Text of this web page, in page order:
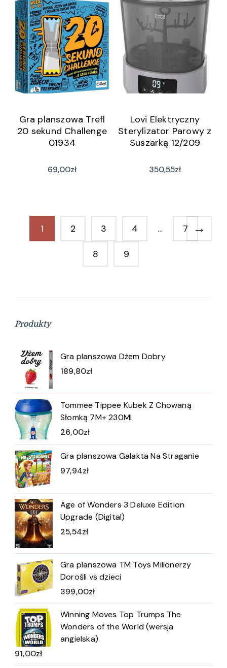
Gra planszowa Trefl
20 sekund Challenge
01934
69,00zł
Lovi Elektryczny
Sterylizator Parowy z
Suszarką 12/209
350,55zł
1 2 3 4 … 7
8 9
→
Produkty
Gra planszowa Dżem Dobry
189,80zł
Tommee Tippee Kubek Z Chowaną
Słomką 7M+ 230Ml
26,00zł
Gra planszowa Galakta Na Straganie
97,94zł
Age of Wonders 3 Deluxe Edition
Upgrade (Digital)
25,54zł
Gra planszowa TM Toys Milionerzy
Dorośli vs dzieci
399,00zł
Winning Moves Top Trumps The
Wonders of the World (wersja
angielska)
91,00zł